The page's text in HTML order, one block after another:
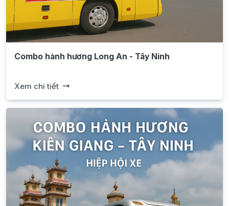
Combo hành hương Long An - Tây Ninh
Xem chi tiết